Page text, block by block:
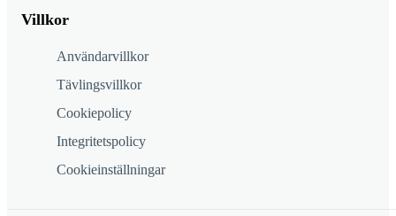
Villkor
Användarvillkor
Tävlingsvillkor
Cookiepolicy
Integritetspolicy
Cookieinställningar